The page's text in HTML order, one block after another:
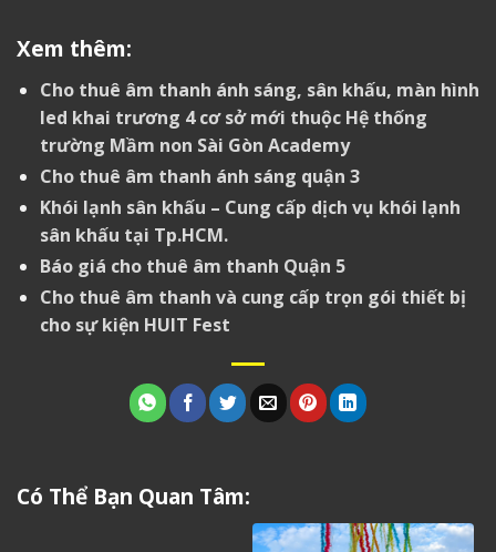
Xem thêm:
Cho thuê âm thanh ánh sáng, sân khấu, màn hình
led khai trương 4 cơ sở mới thuộc Hệ thống
trường Mầm non Sài Gòn Academy
Cho thuê âm thanh ánh sáng quận 3
Khói lạnh sân khấu – Cung cấp dịch vụ khói lạnh
sân khấu tại Tp.HCM.
Báo giá cho thuê âm thanh Quận 5
Cho thuê âm thanh và cung cấp trọn gói thiết bị
cho sự kiện HUIT Fest
Có Thể Bạn Quan Tâm: